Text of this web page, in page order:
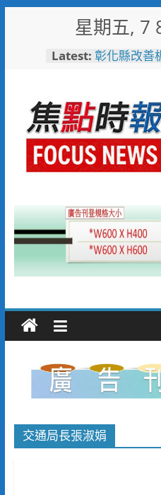
星期五, 7
Latest:
敲敲門讓
老人訪查作
梁 解決大
小米之家
場 父親節
少子化時代
未婚聯誼6
彰化縣長參
隊攜手造
交通局長張淑娟